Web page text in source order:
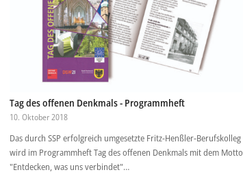
Tag des offenen Denkmals - Programmheft
10. Oktober 2018
Das durch SSP erfolgreich umgesetzte Fritz-Henßler-Berufskolleg
wird im Programmheft Tag des offenen Denkmals mit dem Motto
"Entdecken, was uns verbindet"…